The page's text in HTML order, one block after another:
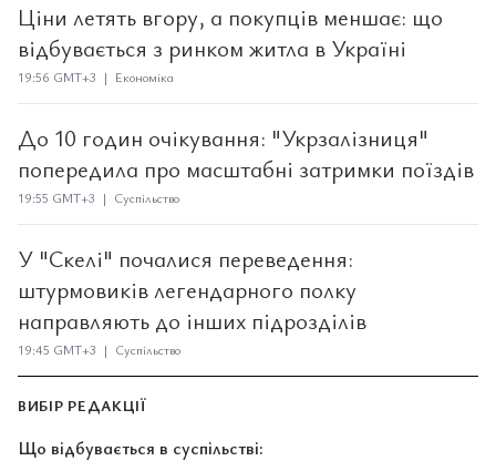
Ціни летять вгору, а покупців меншає: що
відбувається з ринком житла в Україні
19:56 GMT+3 | Економіка
До 10 годин очікування: "Укрзалізниця"
попередила про масштабні затримки поїздів
19:55 GMT+3 | Суспільство
У "Скелі" почалися переведення:
штурмовиків легендарного полку
направляють до інших підрозділів
19:45 GMT+3 | Суспільство
ВИБІР РЕДАКЦІЇ
Що відбувається в суспільстві: